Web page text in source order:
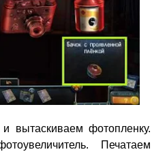
вытаскиваем фотопленку.
Печатаем